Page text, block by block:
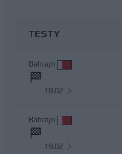
TESTY
Bahrajn
18.02
Bahrajn
19.02